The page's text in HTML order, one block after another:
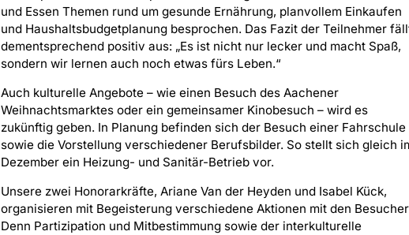
und Essen Themen rund um gesunde Ernährung, planvollem Einkaufen
und Haushaltsbudgetplanung besprochen. Das Fazit der Teilnehmer
dementsprechend positiv aus: „Es ist nicht nur lecker und macht Spaß,
sondern wir lernen auch noch etwas fürs Leben.“
Auch kulturelle Angebote – wie einen Besuch des Aachener
Weihnachtsmarktes oder ein gemeinsamer Kinobesuch – wird es
zukünftig geben. In Planung befinden sich der Besuch einer Fahrschule
sowie die Vorstellung verschiedener Berufsbilder. So stellt sich gleich
Dezember ein Heizung- und Sanitär-Betrieb vor.
Unsere zwei Honorarkräfte, Ariane Van der Heyden und Isabel Kück,
organisieren mit Begeisterung verschiedene Aktionen mit den
Denn Partizipation und Mitbestimmung sowie der interkulturelle